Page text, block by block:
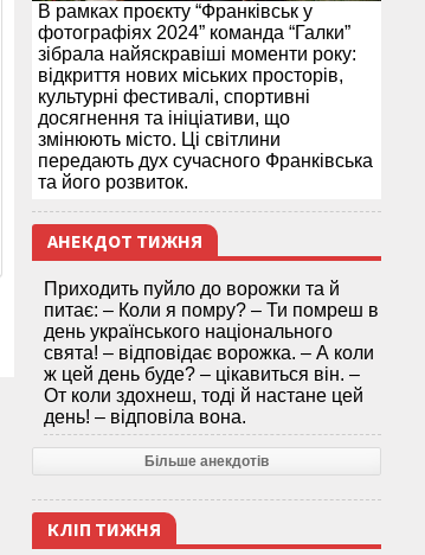
В рамках проєкту “Франківськ у
фотографіях 2024” команда “Галки”
зібрала найяскравіші моменти року:
відкриття нових міських просторів,
культурні фестивалі, спортивні
досягнення та ініціативи, що
змінюють місто. Ці світлини
передають дух сучасного Франківська
та його розвиток.
АНЕКДОТ ТИЖНЯ
Приходить пуйло до ворожки та й
питає: – Коли я помру? – Ти помреш в
день українського національного
свята! – відповідає ворожка. – А коли
ж цей день буде? – цікавиться він. –
От коли здохнеш, тоді й настане цей
день! – відповіла вона.
Більше анекдотів
КЛІП ТИЖНЯ